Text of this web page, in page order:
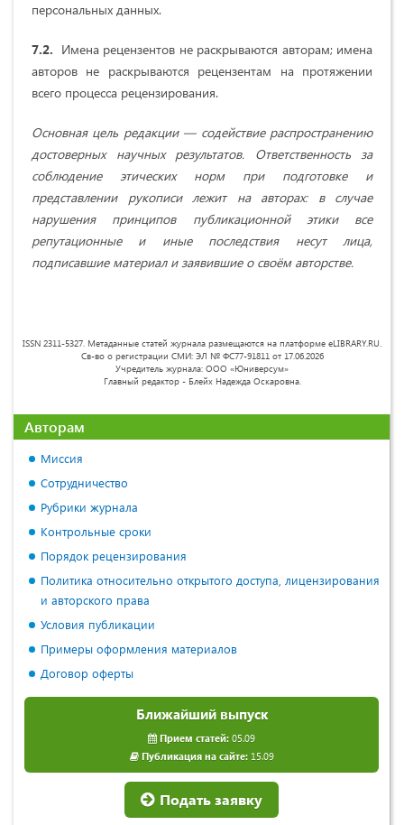
персональных данных.
7.2. Имена рецензентов не раскрываются авторам; имена
авторов не раскрываются рецензентам на протяжении
всего процесса рецензирования.
Основная цель редакции — содействие распространению
достоверных научных результатов. Ответственность за
соблюдение этических норм при подготовке и
представлении рукописи лежит на авторах: в случае
нарушения принципов публикационной этики все
репутационные и иные последствия несут лица,
подписавшие материал и заявившие о своём авторстве.
ISSN 2311-5327. Метаданные статей журнала размещаются на платформе eLIBRARY.RU.
Св-во о регистрации СМИ: ЭЛ № ФС77-91811 от 17.06.2026
Учредитель журнала: ООО «Юниверсум»
Главный редактор - Блейх Надежда Оскаровна.
Авторам
Миссия
Сотрудничество
Рубрики журнала
Контрольные сроки
Порядок рецензирования
Политика относительно открытого доступа, лицензирования
и авторского права
Условия публикации
Примеры оформления материалов
Договор оферты
Ближайший выпуск
Прием статей: 05.09
Публикация на сайте:15.09
Подать заявку